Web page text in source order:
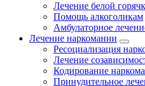
Лечение белой
Помощь алкоголикам
Амбулаторное
Лечение наркомании
Ресоциализация
Лечение
Кодирование
Принудительное